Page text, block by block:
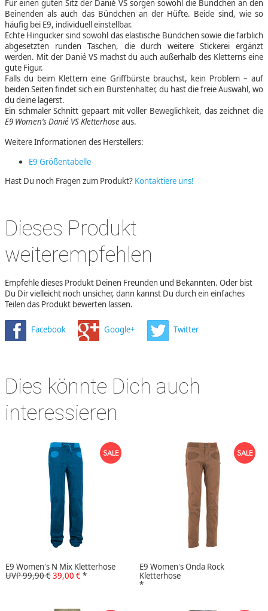
Für einen guten Sitz der Danié VS sorgen sowohl die Bündchen an den
Beinenden als auch das Bündchen an der Hüfte. Beide sind, wie so
häufig bei E9, individuell einstellbar.
Echte Hingucker sind sowohl das elastische Bündchen sowie die farblich
abgesetzten runden Taschen, die durch weitere Stickerei ergänzt
werden. Mit der Danié VS machst du auch außerhalb des Kletterns eine
gute Figur.
Falls du beim Klettern eine Griffbürste brauchst, kein Problem – auf
beiden Seiten findet sich ein Bürstenhalter, du hast die freie Auswahl, wo
du deine lagerst.
Ein schmaler Schnitt gepaart mit voller Beweglichkeit, das zeichnet die
E9 Women’s Danié VS Kletterhoseaus.
Weitere Informationen des Herstellers:
E9 Größentabelle
Hast Du noch Fragen zum Produkt? Kontaktiere uns!
Dieses Produkt
weiterempfehlen
Empfehle dieses Produkt Deinen Freunden und Bekannten. Oder bist
Du Dir vielleicht noch unsicher, dann kannst Du durch ein einfaches
Teilen das Produkt bewerten lassen.
Facebook Google+ Twitter
Dies könnte Dich auch
interessieren
E9 Women's N Mix Kletterhose
UVP 99,90 €39,00 €*
E9 Women's Onda Rock
Kletterhose
*